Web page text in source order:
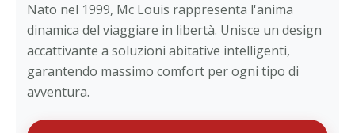
Nato nel 1999, Mc Louis rappresenta l'anima
dinamica del viaggiare in libertà. Unisce un design
accattivante a soluzioni abitative intelligenti,
garantendo massimo comfort per ogni tipo di
avventura.